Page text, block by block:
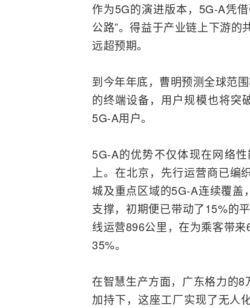
作为5G的演进版本，5G-A凭
公路”。得益于产业链上下游
远超预期。
到今年年底，曹明预测全球范
的终端设备，用户规模也将突
5G-A用户。
5G-A的优势不仅体现在网络
上。在北京，先行运营商已编
城及重点区域的5G-A连续覆盖
支撑，初期便已带动了15%的
线运营896公里，在为乘客带
35%。
在智慧生产方面，广东格力的8
加持下，这座工厂实现了无人